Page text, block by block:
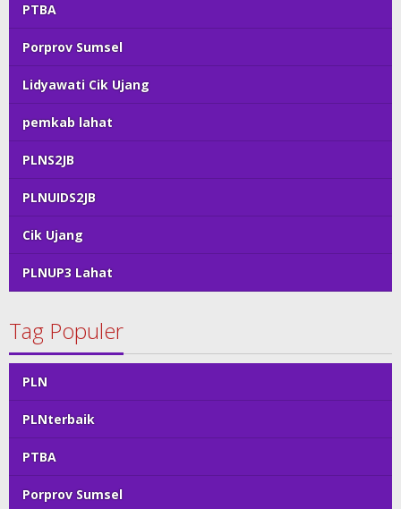
PTBA
Porprov Sumsel
Lidyawati Cik Ujang
pemkab lahat
PLNS2JB
PLNUIDS2JB
Cik Ujang
PLNUP3 Lahat
Tag Populer
PLN
PLNterbaik
PTBA
Porprov Sumsel